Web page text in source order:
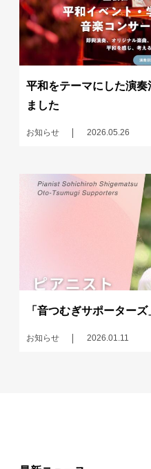
平和をテーマにした演
ました
お知らせ 2026.05.26
「音つむぎサポーターズ
お知らせ 2026.01.11